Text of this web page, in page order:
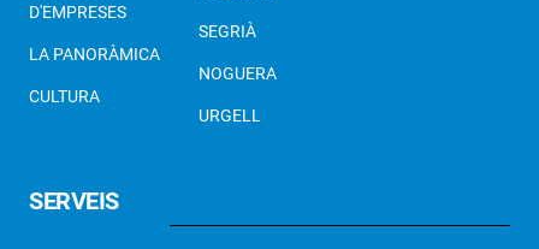
D'EMPRESES
LA PANORÀMICA
CULTURA
SEGRIÀ
NOGUERA
URGELL
SERVEIS